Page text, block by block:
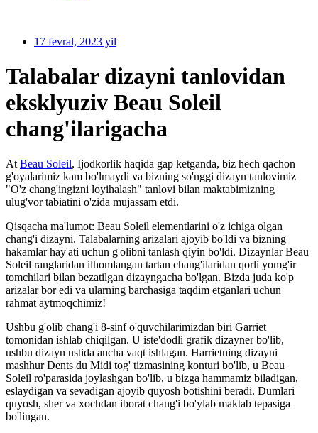
17 fevral, 2023 yil
Talabalar dizayni tanlovidan
eksklyuziv Beau Soleil
chang'ilarigacha
At Beau Soleil, Ijodkorlik haqida gap ketganda, biz hech qachon
g'oyalarimiz kam bo'lmaydi va bizning so'nggi dizayn tanlovimiz
"O'z chang'ingizni loyihalash" tanlovi bilan maktabimizning
ulug'vor tabiatini o'zida mujassam etdi.
Qisqacha ma'lumot: Beau Soleil elementlarini o'z ichiga olgan
chang'i dizayni. Talabalarning arizalari ajoyib bo'ldi va bizning
hakamlar hay'ati uchun g'olibni tanlash qiyin bo'ldi. Dizaynlar Beau
Soleil ranglaridan ilhomlangan tartan chang'ilaridan qorli yomg'ir
tomchilari bilan bezatilgan dizayngacha bo'lgan. Bizda juda ko'p
arizalar bor edi va ularning barchasiga taqdim etganlari uchun
rahmat aytmoqchimiz!
Ushbu g'olib chang'i 8-sinf o'quvchilarimizdan biri Garriet
tomonidan ishlab chiqilgan. U iste'dodli grafik dizayner bo'lib,
ushbu dizayn ustida ancha vaqt ishlagan. Harrietning dizayni
mashhur Dents du Midi tog' tizmasining konturi bo'lib, u Beau
Soleil ro'parasida joylashgan bo'lib, u bizga hammamiz biladigan,
eslaydigan va sevadigan ajoyib quyosh botishini beradi. Dumlari
quyosh, sher va xochdan iborat chang'i bo'ylab maktab tepasiga
bo'lingan.